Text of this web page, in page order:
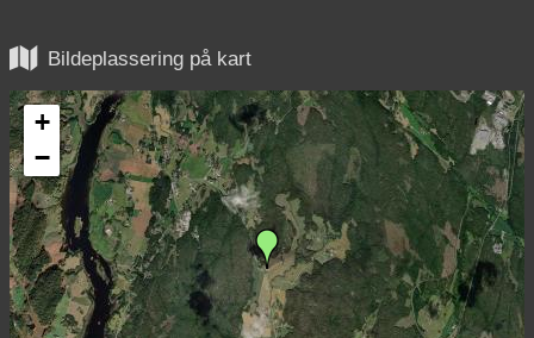
 Bildeplassering på kart
+
−